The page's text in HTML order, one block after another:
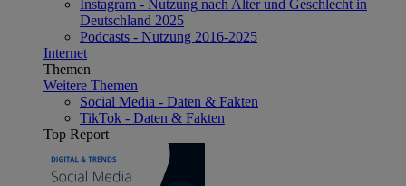
Instagram - Nutzung nach Alter und Geschlecht in
Deutschland 2025
Podcasts - Nutzung 2016-2025
Internet
Themen
Weitere Themen
Social Media - Daten & Fakten
TikTok - Daten & Fakten
Top Report